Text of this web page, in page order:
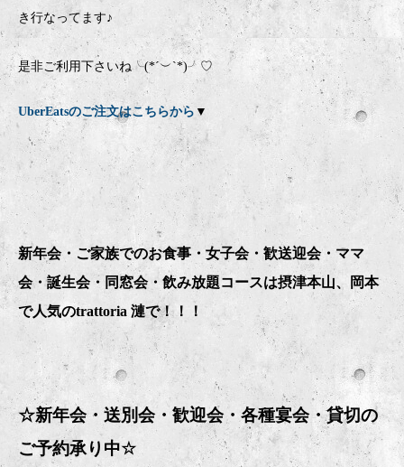
き行なってます♪
是非ご利用下さいね╰(*´︶`*)╯♡
UberEatsのご注文はこちらから ▼
新年会・ご家族でのお食事・女子会・歓送迎会・ママ
会・誕生会・同窓会・飲み放題コースは摂津本山、岡本
で人気のtrattoria 漣で！！！
☆新年会・送別会・歓迎会・ 各種宴会・貸切の
ご予約承り中☆